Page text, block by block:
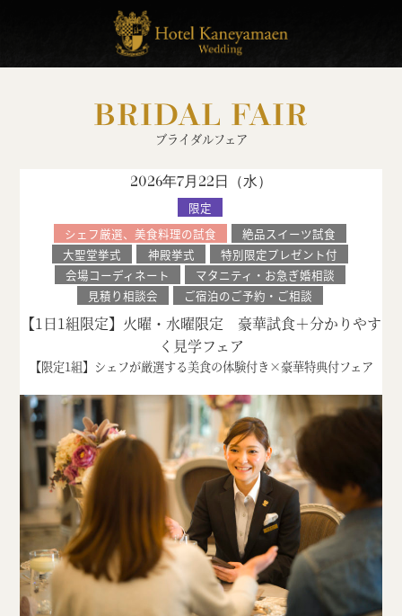
BRIDAL FAIR
ブライダルフェア
2026年7月22日（水）
限定
シェフ厳選、美食料理の試食
絶品スイーツ試食
大聖堂挙式
神殿挙式
特別限定プレゼント付
会場コーディネート
マタニティ・お急ぎ婚相談
見積り相談会
ご宿泊のご予約・ご相談
【1日1組限定】火曜・水曜限定 豪華試食＋分かりやす
く見学フェア
【限定1組】シェフが厳選する美食の体験付き×豪華特典付フェア